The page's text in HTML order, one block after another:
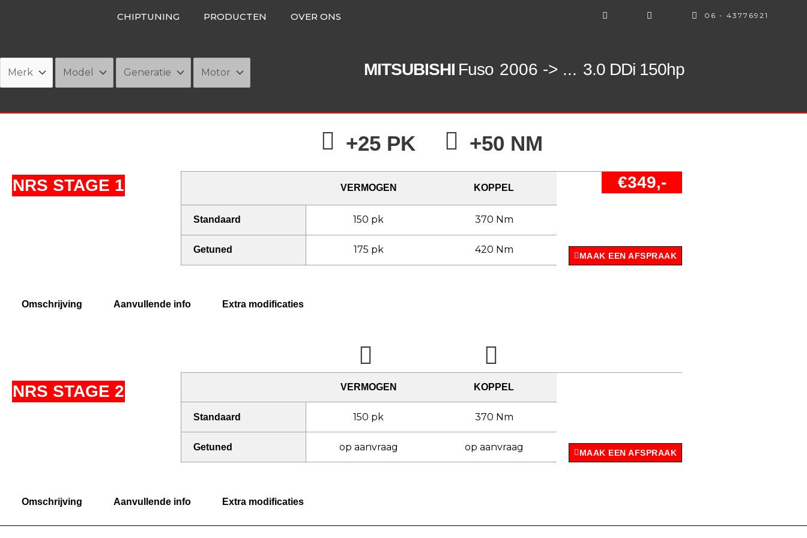
CHIPTUNING PRODUCTEN OVER ONS 06 - 43776921
MITSUBISHI Fuso 2006 -> ... 3.0 DDi 150hp
NRS STAGE 1
+25 PK +50 NM
VERMOGEN KOPPEL €349,-
Standaard 150 pk 370 Nm
Getuned 175 pk 420 Nm
MAAK EEN AFSPRAAK
Omschrijving Aanvullende info Extra modificaties
NRS STAGE 2 VERMOGEN KOPPEL
Standaard 150 pk 370 Nm
Getuned op aanvraag op aanvraag
MAAK EEN AFSPRAAK
Omschrijving Aanvullende info Extra modificaties